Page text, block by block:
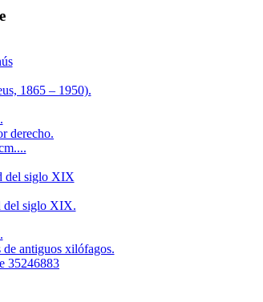
1865 – 1950).
derecho.
del siglo XIX
del siglo XIX.
antiguos xilófagos.
35246883